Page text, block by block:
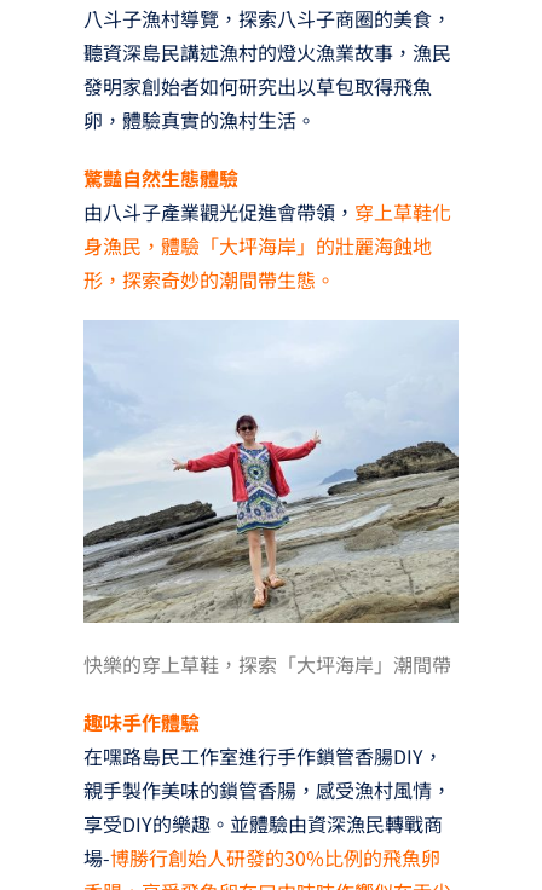
八斗子漁村導覽，探索八斗子商圈的美食，
聽資深島民講述漁村的燈火漁業故事，漁民
發明家創始者如何研究出以草包取得飛魚
卵，體驗真實的漁村生活。
驚豔自然生態體驗
由八斗子產業觀光促進會帶領， 穿上草鞋化
身漁民，體驗「大坪海岸」的壯麗海蝕地
形，探索奇妙的潮間帶生態。
快樂的穿上草鞋，探索「大坪海岸」潮間帶
趣味手作體驗
在嘿路島民工作室進行手作鎖管香腸DIY，
親手製作美味的鎖管香腸，感受漁村風情，
享受DIY的樂趣。並體驗由資深漁民轉戰商
場-博勝行創始人研發的30%比例的飛魚卵